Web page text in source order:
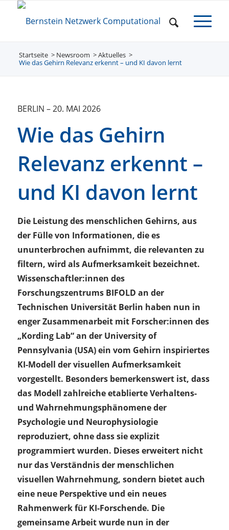
Startseite /
Newsroom /
Aktuelles
Wie das Gehirn Relevanz erkennt – und KI davon lernt
BERLIN –20. MAI 2026
Wie das Gehirn
Relevanz erkennt –
und KI davon lernt
Die Leistung des menschlichen Gehirns, aus
der Fülle von Informationen, die es
ununterbrochen aufnimmt, die relevanten zu
filtern, wird als Aufmerksamkeit bezeichnet.
Wissenschaftler:innen des
Forschungszentrums BIFOLD an der
Technischen Universität Berlin haben nun in
enger Zusammenarbeit mit Forscher:innen des
„Kording Lab“ an der University of
Pennsylvania (USA) ein vom Gehirn inspiriertes
KI-Modell der visuellen Aufmerksamkeit
vorgestellt. Besonders bemerkenswert ist, dass
das Modell zahlreiche etablierte Verhaltens-
und Wahrnehmungsphänomene der
Psychologie und Neurophysiologie
reproduziert, ohne dass sie explizit
programmiert wurden. Dieses erweitert nicht
nur das Verständnis der menschlichen
visuellen Wahrnehmung, sondern bietet auch
eine neue Perspektive und ein neues
Rahmenwerk für KI-Forschende. Die
gemeinsame Arbeit wurde nun in der